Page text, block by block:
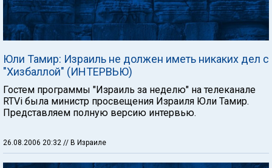
Юли Тамир: Израиль не должен иметь никаких дел с
"Хизбаллой" (ИНТЕРВЬЮ)
Гостем программы "Израиль за неделю" на телеканале
RTVi была министр просвещения Израиля Юли Тамир.
Представляем полную версию интервью.
26.08.2006 20:32 // В Израиле